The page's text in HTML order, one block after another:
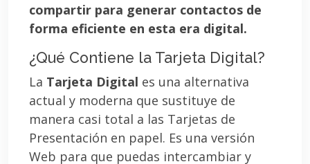
compartir para generar contactos de
forma eficiente en esta era digital.
¿Qué Contiene la Tarjeta Digital?
La Tarjeta Digital es una alternativa
actual y moderna que sustituye de
manera casi total a las Tarjetas de
Presentación en papel. Es una versión
Web para que puedas intercambiar y